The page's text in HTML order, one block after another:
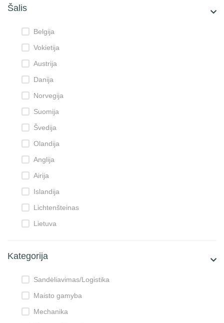
Šalis
Belgija
Vokietija
Austrija
Danija
Norvegija
Suomija
Švedija
Olandija
Anglija
Airija
Islandija
Lichtenšteinas
Lietuva
Kategorija
Sandėliavimas/Logistika
Maisto gamyba
Mechanika